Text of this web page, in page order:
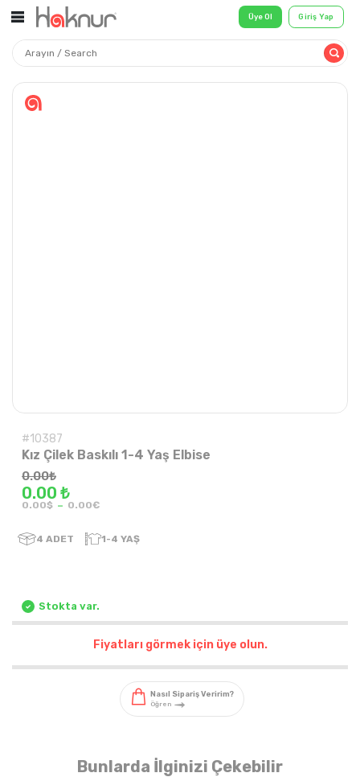
Üye Ol
#10387
Kız Çilek Baskılı 1-4 Yaş Elbise
0.00₺
0.00 ₺
0.00$ - 0.00€
4 ADET 1-4 YAŞ
Stokta var.
Fiyatları görmek için üye olun.
Bunlarda İlginizi Çekebilir